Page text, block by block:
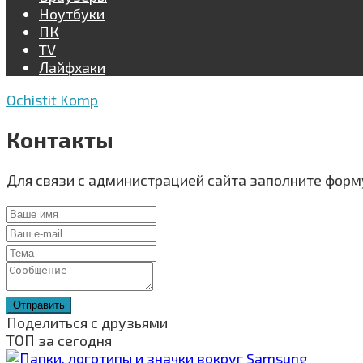
Ноутбуки
ПК
TV
Лайфхаки
Ochistit Komp
Контакты
Для связи с администрацией сайта заполните
Отправить
Поделиться с друзьями
ТОП за сегодня